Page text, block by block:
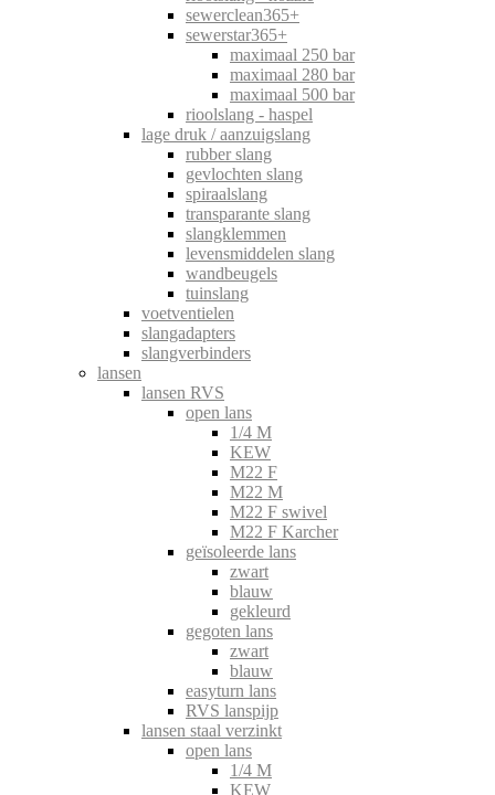
sewerclean365+
sewerstar365+
maximaal 250 bar
maximaal 280 bar
maximaal 500 bar
rioolslang - haspel
lage druk / aanzuigslang
rubber slang
gevlochten slang
spiraalslang
transparante slang
slangklemmen
levensmiddelen slang
wandbeugels
tuinslang
voetventielen
slangadapters
slangverbinders
lansen
lansen RVS
open lans
1/4 M
KEW
M22 F
M22 M
M22 F swivel
M22 F Karcher
geïsoleerde lans
zwart
blauw
gekleurd
gegoten lans
zwart
blauw
easyturn lans
RVS lanspijp
lansen staal verzinkt
open lans
1/4 M
KEW